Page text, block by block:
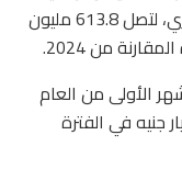
بنسبة 30% خلال الربع الأول من العام الجاري، لتصل 613.8 مليون
الأولى من العام
1.61 مليار جنيه، مقابل 1.14 مليار جنيه في الفترة